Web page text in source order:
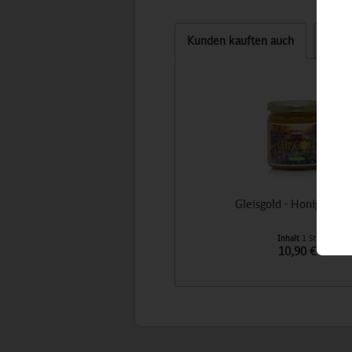
Kunden kauften auch
Gleisgold - Honig der DB
Inhalt 1 St
10,90 €